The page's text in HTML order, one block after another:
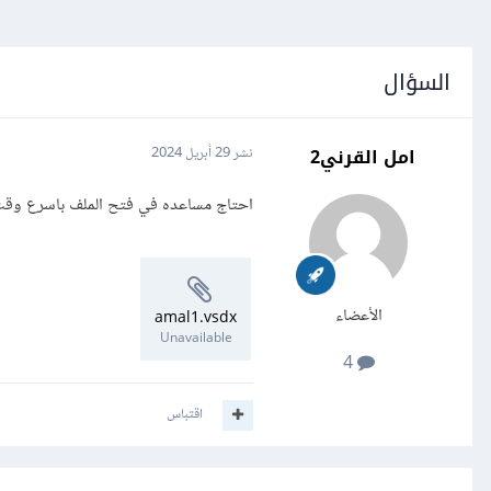
السؤال
امل القرني2
الأعضاء
4
نشر29 أبريل 2024
احتاج مساعده في فتح الملف باسرع
amal1.vsdx
Unavailable
اقتباس